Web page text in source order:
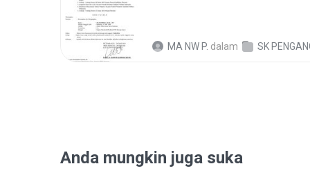
MA NW P. dalam SK
Anda mungkin juga suka